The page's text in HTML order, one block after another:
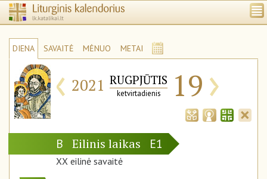
DIENA SAVAITĖ MĖNUO METAI
‹ 2021 RUGPJŪTIS
ketvirtadienis 19 ›
B Eilinis laikas E1
XX eilinė savaitė